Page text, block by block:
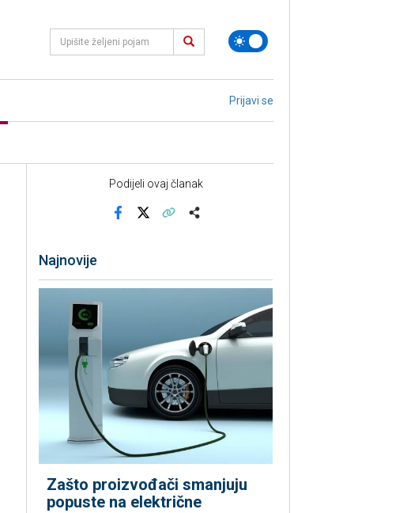
Prijavi se
Podijeli ovaj članak
Najnovije
Zašto proizvođači smanjuju
popuste na električne